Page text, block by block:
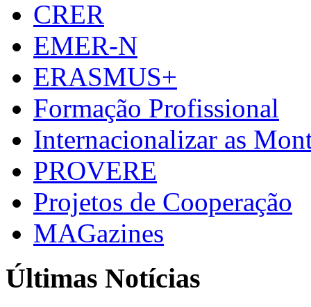
CRER
EMER-N
ERASMUS+
Formação Profissional
Internacionalizar as
PROVERE
Projetos de Cooperação
MAGazines
Últimas Notícias